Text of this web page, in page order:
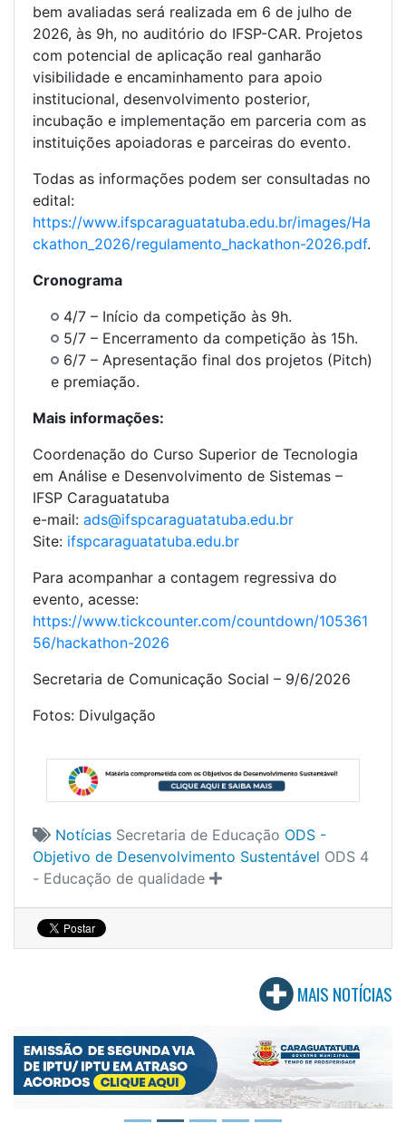
bem avaliadas será realizada em 6 de julho de
2026, às 9h, no auditório do IFSP-CAR. Projetos
com potencial de aplicação real ganharão
visibilidade e encaminhamento para apoio
institucional, desenvolvimento posterior,
incubação e implementação em parceria com as
instituições apoiadoras e parceiras do evento.
Todas as informações podem ser consultadas no
edital:
https://www.ifspcaraguatatuba.edu.br/images/Ha
ckathon_2026/regulamento_hackathon-2026.pdf.
Cronograma
4/7 – Início da competição às 9h.
5/7 – Encerramento da competição às 15h.
6/7 – Apresentação final dos projetos (Pitch)
e premiação.
Mais informações:
Coordenação do Curso Superior de Tecnologia
em Análise e Desenvolvimento de Sistemas –
IFSP Caraguatatuba
e-mail: ads@ifspcaraguatatuba.edu.br
Site: ifspcaraguatatuba.edu.br
Para acompanhar a contagem regressiva do
evento, acesse:
https://www.tickcounter.com/countdown/105361
56/hackathon-2026
Secretaria de Comunicação Social – 9/6/2026
Fotos: Divulgação
Notícias Secretaria de Educação ODS -
Objetivo de Desenvolvimento Sustentável ODS 4
- Educação de qualidade
MAIS NOTÍCIAS